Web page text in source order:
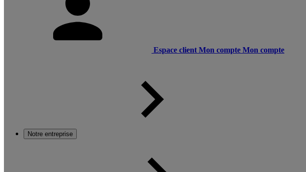
Espace client Mon compte Mon compte
Notre entreprise